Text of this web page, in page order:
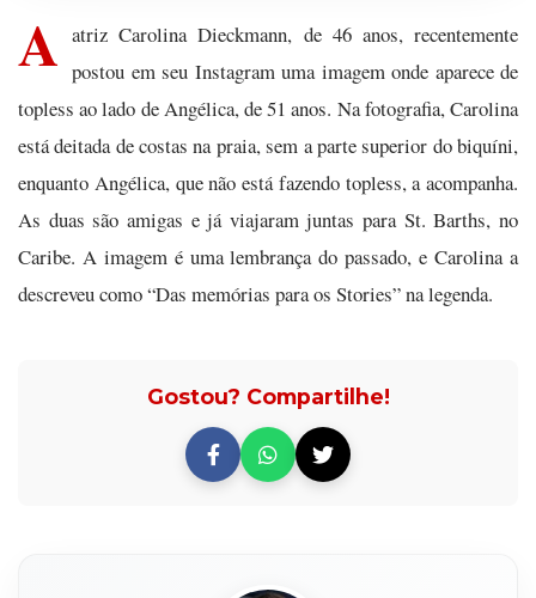
A atriz Carolina Dieckmann, de 46 anos, recentemente
postou em seu Instagram uma imagem onde aparece de
topless ao lado de Angélica, de 51 anos. Na fotografia, Carolina
está deitada de costas na praia, sem a parte superior do biquíni,
enquanto Angélica, que não está fazendo topless, a acompanha.
As duas são amigas e já viajaram juntas para St. Barths, no
Caribe. A imagem é uma lembrança do passado, e Carolina a
descreveu como “Das memórias para os Stories” na legenda.
Gostou? Compartilhe!